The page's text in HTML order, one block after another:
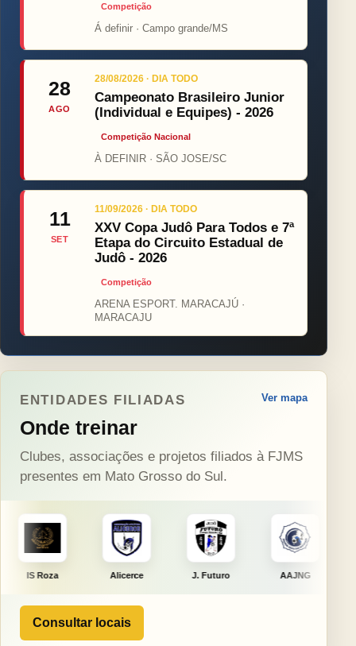
Competição
Á definir · Campo grande/MS
28
AGO
28/08/2026 · DIA TODO
Campeonato Brasileiro Junior
(Individual e Equipes) - 2026
Competição Nacional
À DEFINIR · SÃO JOSE/SC
11
SET
11/09/2026 · DIA TODO
XXV Copa Judô Para Todos e 7ª
Etapa do Circuito Estadual de
Judô - 2026
Competição
ARENA ESPORT. MARACAJÚ ·
MARACAJU
ENTIDADES FILIADAS
Onde treinar
Ver mapa
Clubes, associações e projetos filiados à FJMS
presentes em Mato Grosso do Sul.
Alicerce J. Futuro AAJNG TSURU
Consultar locais